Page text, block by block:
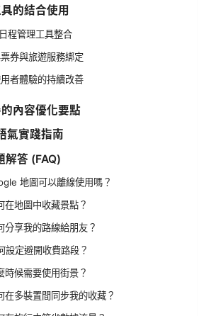
的結合使用
程管理工具整合
券與旅遊服務綁定
者體驗的持續改善
內容優化要點
氣實踐指南
解答 (FAQ)
地圖可以離線使用嗎？
在地圖中收藏景點？
分享我的路線給朋友？
設定避開收費路段？
時候需要使用街景？
在多裝置間同步我的收藏？